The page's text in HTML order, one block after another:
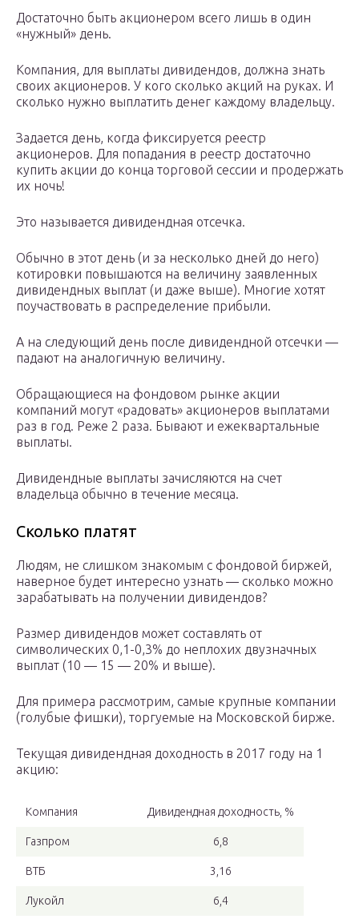
Достаточно быть акционером всего лишь в один
«нужный» день.
Компания, для выплаты дивидендов, должна знать
своих акционеров. У кого сколько акций на руках. И
сколько нужно выплатить денег каждому владельцу.
Задается день, когда фиксируется реестр
акционеров. Для попадания в реестр достаточно
купить акции до конца торговой сессии и продержать
их ночь!
Это называется дивидендная отсечка.
Обычно в этот день (и за несколько дней до него)
котировки повышаются на величину заявленных
дивидендных выплат (и даже выше). Многие хотят
поучаствовать в распределение прибыли.
А на следующий день после дивидендной отсечки —
падают на аналогичную величину.
Обращающиеся на фондовом рынке акции
компаний могут «радовать» акционеров выплатами
раз в год. Реже 2 раза. Бывают и ежеквартальные
выплаты.
Дивидендные выплаты зачисляются на счет
владельца обычно в течение месяца.
Сколько платят
Людям, не слишком знакомым с фондовой биржей,
наверное будет интересно узнать — сколько можно
зарабатывать на получении дивидендов?
Размер дивидендов может составлять от
символических 0,1-0,3% до неплохих двузначных
выплат (10 — 15 — 20% и выше).
Для примера рассмотрим, самые крупные компании
(голубые фишки), торгуемые на Московской бирже.
Текущая дивидендная доходность в 2017 году на 1
акцию:
Компания Дивидендная доходность, %
Газпром 6,8
ВТБ 3,16
Лукойл 6,4